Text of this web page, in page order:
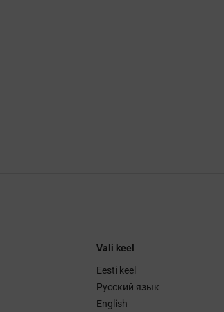
Vali keel
Eesti keel
Русский язык
English